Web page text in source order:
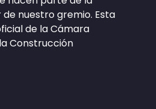
nuestro gremio. Esta
de la Cámara
Construcción